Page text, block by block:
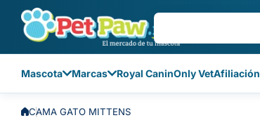
Saltar al contenido
Mascota Marcas Royal CaninOnly VetAfiliación
CAMA GATO MITTENS